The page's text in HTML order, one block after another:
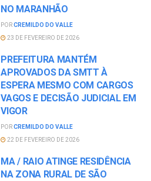
NO MARANHÃO
PORCREMILDO DO VALLE
23 DE FEVEREIRO DE 2026
PREFEITURA MANTÉM
APROVADOS DA SMTT À
ESPERA MESMO COM CARGOS
VAGOS E DECISÃO JUDICIAL EM
VIGOR
PORCREMILDO DO VALLE
22 DE FEVEREIRO DE 2026
MA / RAIO ATINGE RESIDÊNCIA
NA ZONA RURAL DE SÃO